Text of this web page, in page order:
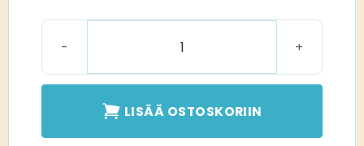
LISÄÄ OSTOSKORIIN